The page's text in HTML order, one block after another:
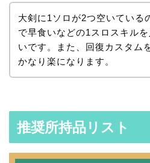
大剣に1ソロが2つ空いている
で早食いなどの1スロスキル
いです。また、回復カスタム
かなり楽になります。
推奨所持品リスト